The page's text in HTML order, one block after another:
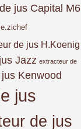
jus Capital M6
de jus H.Koenig
Jazz extracteur de
Kenwood
jus
de jus